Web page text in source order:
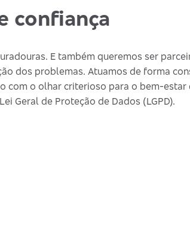
confiança
E também queremos ser
dos problemas. Atuamos de forma
com o olhar criterioso para o bem-
Geral de Proteção de Dados (LGPD).